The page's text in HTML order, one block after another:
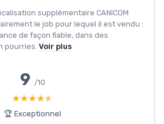
supplémentaire CANICOM
le job pour lequel il est vendu :
de façon fiable, dans des
pourries. Voir plus
9 /10
★★★★★
★★★★★
🏆 Exceptionnel